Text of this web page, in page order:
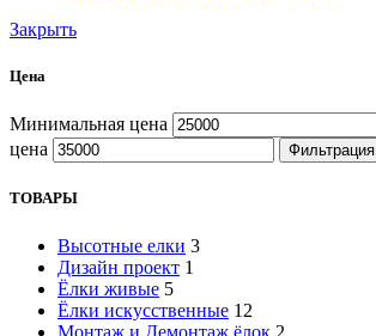
Закрыть
Цена
Минимальная цена
цена
Фильтрация
ТОВАРЫ
Высотные елки 3
Дизайн проект 1
Ёлки живые 5
Ёлки искусственные 12
Монтаж и Демонтаж ёлок 2